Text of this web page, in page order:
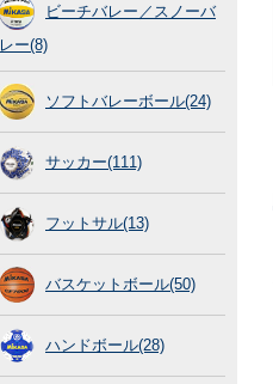
ビーチバレー／スノーバ
レー(8)
ソフトバレーボール(24)
サッカー(111)
フットサル(13)
バスケットボール(50)
ハンドボール(28)